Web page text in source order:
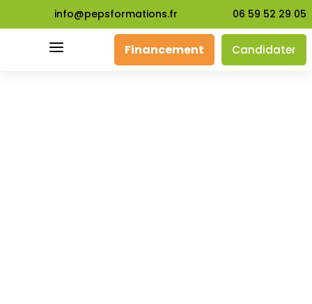
info@pepsformations.fr 06 59 52 29 05
a Financement Candidater